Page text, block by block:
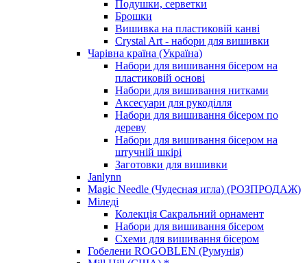
Подушки, серветки
Брошки
Вишивка на пластиковій канві
Crystal Art - набори для вишивки
Чарівна країна (Україна)
Набори для вишивання бісером на
пластиковій основі
Набори для вишивання нитками
Аксесуари для рукоділля
Набори для вишивання бісером по
дереву
Набори для вишивання бісером на
штучній шкірі
Заготовки для вишивки
Janlynn
Magic Needle (Чудесная игла) (РОЗПРОДАЖ)
Міледі
Колекція Сакральний орнамент
Набори для вишивання бісером
Схеми для вишивання бісером
Гобелени ROGOBLEN (Румунія)